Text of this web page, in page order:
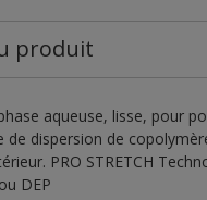
produit
aqueuse, lisse, pour
de dispersion de
PRO STRETCH
DEP